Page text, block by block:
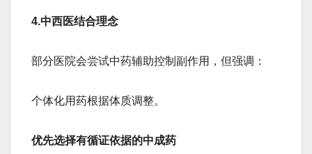
4.中西医结合理念
部分医院会尝试中药辅助控制副作用，但强调：
个体化用药根据体质调整。
优先选择有循证依据的中成药